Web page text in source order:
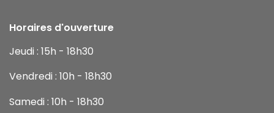
Horaires d'ouverture
Jeudi : 15h - 18h30
Vendredi : 10h - 18h30
Samedi : 10h - 18h30